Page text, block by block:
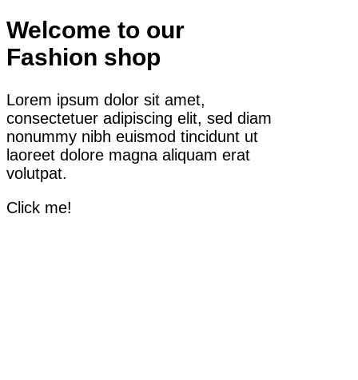
Welcome to our
Fashion shop
Lorem ipsum dolor sit amet,
consectetuer adipiscing elit, sed diam
nonummy nibh euismod tincidunt ut
laoreet dolore magna aliquam erat
volutpat.
Click me!